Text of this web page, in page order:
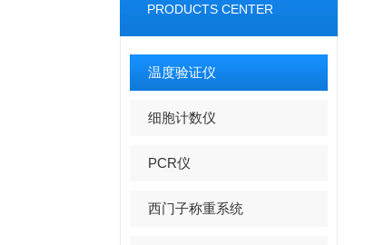
PRODUCTS CENTER
温度验证仪
细胞计数仪
PCR仪
西门子称重系统